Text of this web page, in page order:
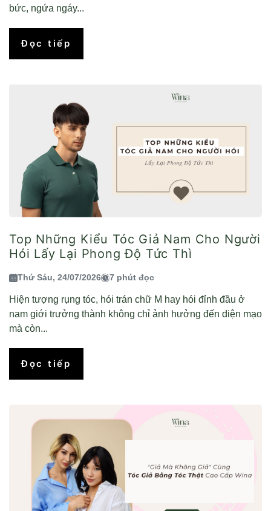
bức, ngứa ngáy...
Đọc tiếp
Top Những Kiểu Tóc Giả Nam Cho Người
Hói Lấy Lại Phong Độ Tức Thì
Thứ Sáu, 24/07/2026 7 phút đọc
Hiện tượng rụng tóc, hói trán chữ M hay hói đỉnh đầu ở
nam giới trưởng thành không chỉ ảnh hưởng đến diện mạo
mà còn...
Đọc tiếp